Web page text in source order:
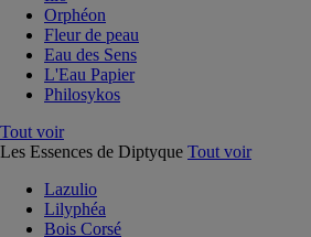
Orphéon
Fleur de peau
Eau des Sens
L'Eau Papier
Philosykos
Tout voir
Les Essences de Diptyque Tout voir
Lazulio
Lilyphéa
Bois Corsé